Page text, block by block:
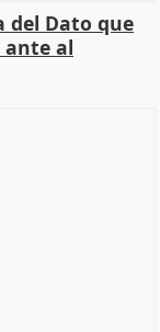
del Dato que
ante al